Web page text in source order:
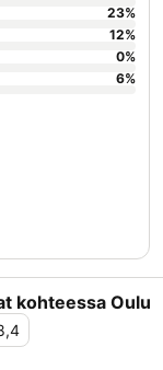
kohteessa Oulu
23%
12%
0%
6%